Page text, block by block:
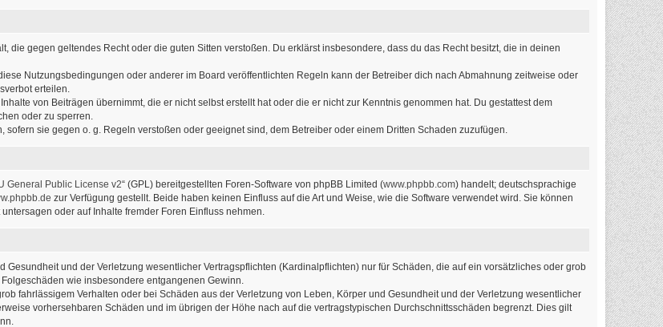
die gegen geltendes Recht oder die guten Sitten verstoßen. Du erklärst insbesondere, dass du das Recht besitzt, die in deinen
Nutzungsbedingungen oder anderer im Board veröffentlichten Regeln kann der Betreiber dich nach Abmahnung zeitweise oder
erteilen.
von Beiträgen übernimmt, die er nicht selbst erstellt hat oder die er nicht zur Kenntnis genommen hat. Du gestattest dem
oder zu sperren.
sie gegen o. g. Regeln verstoßen oder geeignet sind, dem Betreiber oder einem Dritten Schaden zuzufügen.
General Public License v2“ (GPL) bereitgestellten Foren-Software von phpBB Limited (www.phpbb.com) handelt; deutschsprachige
zur Verfügung gestellt. Beide haben keinen Einfluss auf die Art und Weise, wie die Software verwendet wird. Sie können
oder auf Inhalte fremder Foren Einfluss nehmen.
Gesundheit und der Verletzung wesentlicher Vertragspflichten (Kardinalpflichten) nur für Schäden, die auf ein vorsätzliches oder grob
wie insbesondere entgangenen Gewinn.
fahrlässigem Verhalten oder bei Schäden aus der Verletzung von Leben, Körper und Gesundheit und der Verletzung wesentlicher
vorhersehbaren Schäden und im übrigen der Höhe nach auf die vertragstypischen Durchschnittsschäden begrenzt. Dies gilt